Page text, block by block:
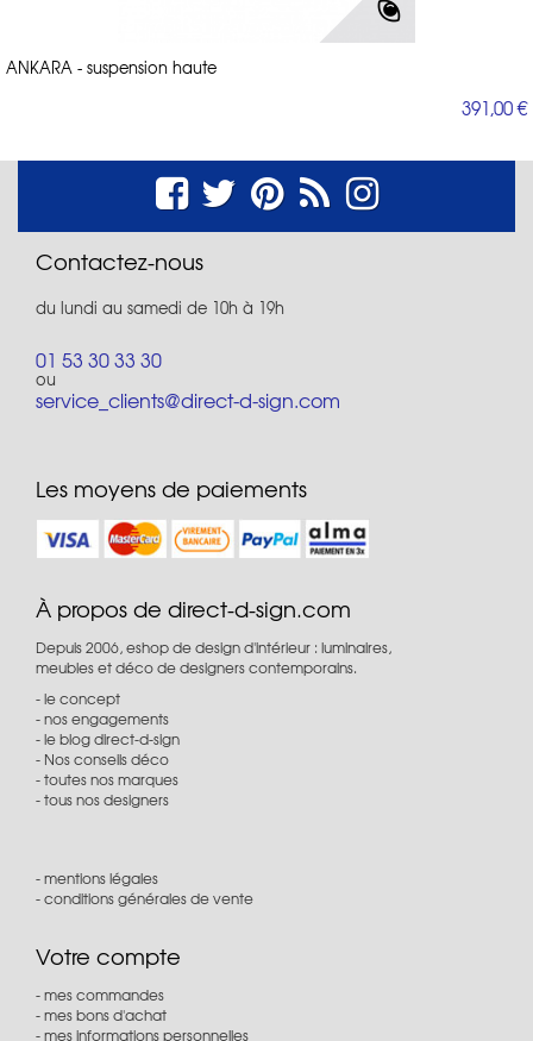
ANKARA - suspension haute
391,00 €
Contactez-nous
du lundi au samedi de 10h à 19h
01 53 30 33 30
ou
service_clients@direct-d-sign.com
Les moyens de paiements
À propos de direct-d-sign.com
Depuis 2006, eshop de design d'intérieur : luminaires,
meubles et déco de designers contemporains.
le concept
nos engagements
le blog direct-d-sign
Nos conseils déco
toutes nos marques
tous nos designers
mentions légales
conditions générales de vente
Votre compte
mes commandes
mes bons d'achat
mes informations personnelles